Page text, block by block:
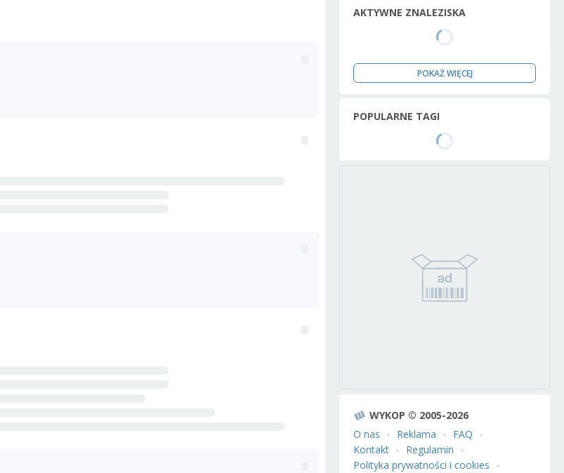
AKTYWNE ZNALEZISKA
POKAŻ WIĘCEJ
POPULARNE TAGI
WYKOP © 2005-2026
O nas
Reklama
FAQ
Kontakt
Regulamin
Polityka prywatności i cookies